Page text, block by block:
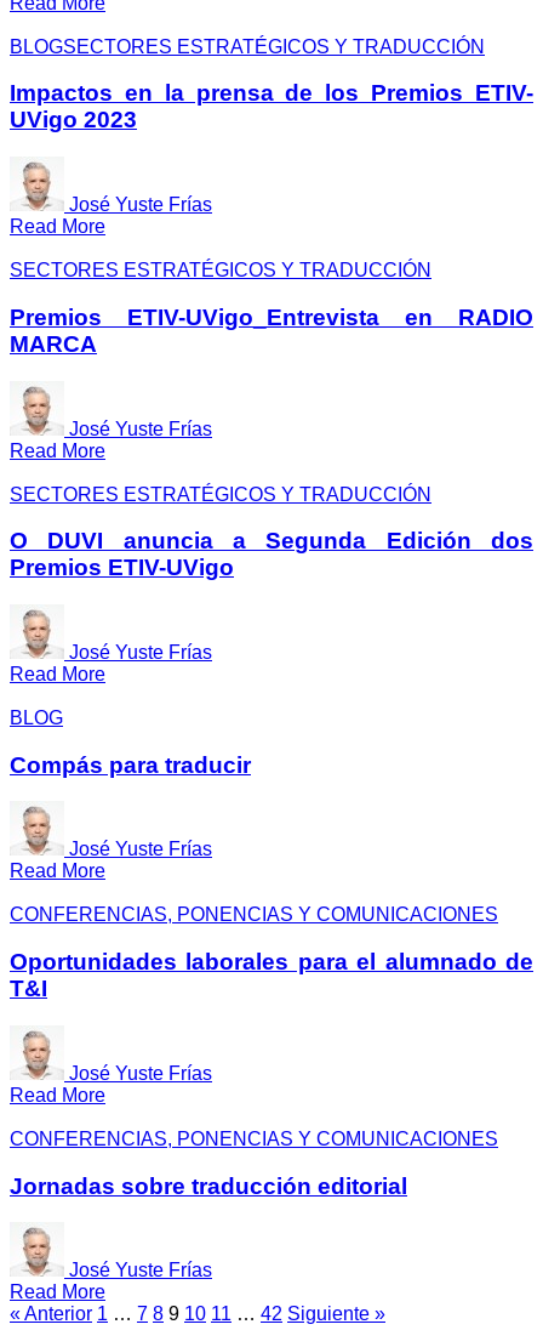
BLOGSECTORES ESTRATÉGICOS Y TRADUCCIÓN
Impactos en la prensa de los Premios ETIV-
UVigo 2023
José Yuste Frías
Read More
SECTORES ESTRATÉGICOS Y TRADUCCIÓN
Premios ETIV-UVigo_Entrevista en RADIO
MARCA
José Yuste Frías
Read More
SECTORES ESTRATÉGICOS Y TRADUCCIÓN
O DUVI anuncia a Segunda Edición dos
Premios ETIV-UVigo
José Yuste Frías
Read More
BLOG
Compás para traducir
José Yuste Frías
Read More
CONFERENCIAS, PONENCIAS Y COMUNICACIONES
Oportunidades laborales para el alumnado de
T&I
José Yuste Frías
Read More
CONFERENCIAS, PONENCIAS Y COMUNICACIONES
Jornadas sobre traducción editorial
José Yuste Frías
Read More
« Anterior 1 … 7 8 9 10 11 … 42 Siguiente »